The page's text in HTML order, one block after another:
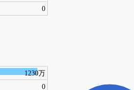
0
1230万
0